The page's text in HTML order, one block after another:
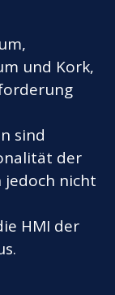
und Kork,
sind
der
jedoch nicht
HMI der